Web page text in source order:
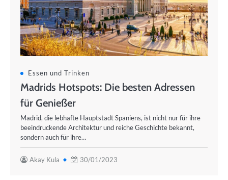
Essen und Trinken
Madrids Hotspots: Die besten Adressen
für Genießer
Madrid, die lebhafte Hauptstadt Spaniens, ist nicht nur für ihre
beeindruckende Architektur und reiche Geschichte bekannt,
sondern auch für ihre…
Akay Kula 30/01/2023